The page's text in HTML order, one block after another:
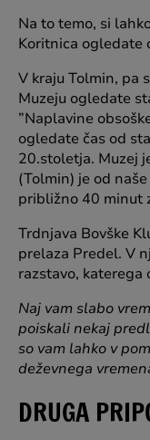
Na to temo, si
Koritnica ogledate
V kraju Tolmin, pa
Muzeju ogledate
”Naplavine
ogledate čas od
20.stoletja. Muzej
(Tolmin) je od
približno 40 minut
Trdnjava Bovške
prelaza Predel. V
razstavo,
Naj vam slabo
poiskali nekaj
so vam lahko v
deževnega
DRUGA